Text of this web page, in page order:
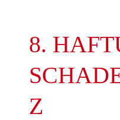
8.
Z